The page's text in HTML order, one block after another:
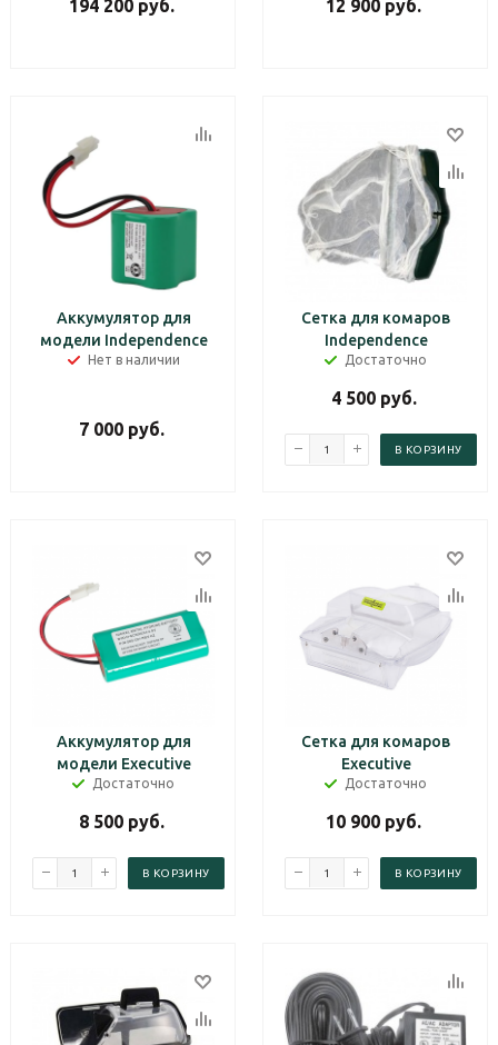
194 200руб. 12 900 руб.
Аккумулятор для
модели Independence
Нет в наличии
7 000руб.
Сетка для комаров
Independence
Достаточно
4 500руб.
В КОРЗИНУ
Аккумулятор для
модели Executive
Достаточно
8 500руб.
В КОРЗИНУ
Сетка для комаров
Executive
Достаточно
10 900 руб.
В КОРЗИНУ